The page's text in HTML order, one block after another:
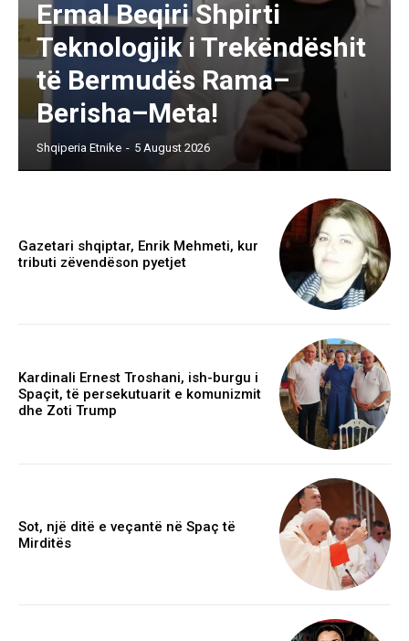
Ermal Beqiri Shpirti
Teknologjik i Trekëndëshit
të Bermudës Rama–
Berisha–Meta!
Shqiperia Etnike - 5 August 2026
Gazetari shqiptar, Enrik Mehmeti, kur
tributi zëvendëson pyetjet
Kardinali Ernest Troshani, ish-burgu i
Spaçit, të persekutuarit e komunizmit
dhe Zoti Trump
Sot, një ditë e veçantë në Spaç të
Mirditës